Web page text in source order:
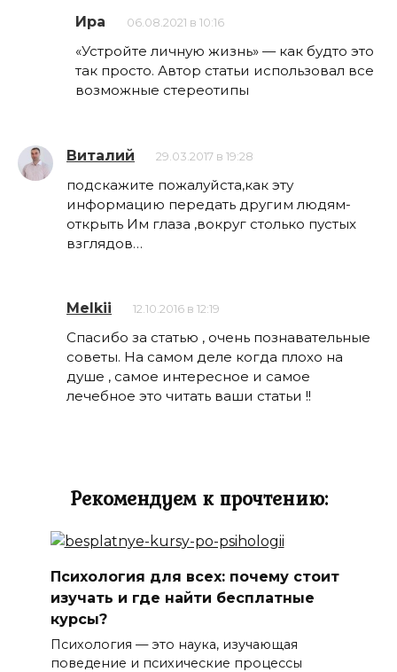
Ира 06.08.2021 в 10:16
«Устройте личную жизнь» — как будто это
так просто. Автор статьи использовал все
возможные стереотипы
Виталий 29.03.2017 в 19:28
подскажите пожалуйста,как эту
информацию передать другим людям-
открыть Им глаза ,вокруг столько пустых
взглядов…
Melkii 12.10.2016 в 12:19
Спасибо за статью , очень познавательные
советы. На самом деле когда плохо на
душе , самое интересное и самое
лечебное это читать ваши статьи !!
Рекомендуем к прочтению:
Психология для всех: почему стоит
изучать и где найти бесплатные
курсы?
Психология — это наука, изучающая
поведение и психические процессы